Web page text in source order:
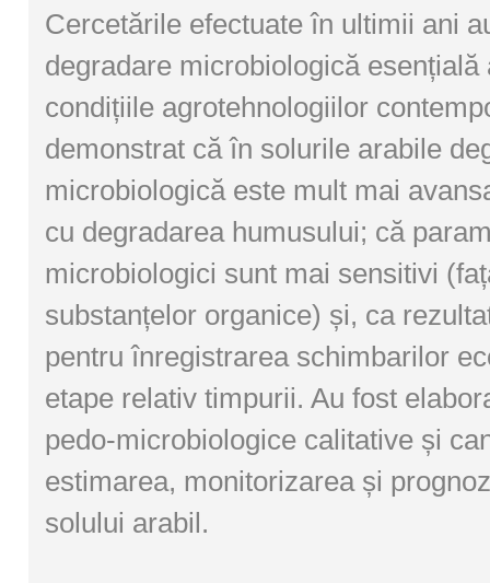
Cercetările efectuate în ultimii ani
degradare microbiologică esențială
condițiile agrotehnologiilor
demonstrat că în solurile arabile
microbiologică este mult mai
cu degradarea humusului; că
microbiologici sunt mai sensitivi
substanțelor organice) și, ca
pentru înregistrarea schimbarilor
etape relativ timpurii. Au fost
pedo-microbiologice calitative și
estimarea, monitorizarea și
solului arabil.